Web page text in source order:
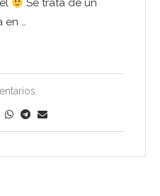
Se trata de un
en …